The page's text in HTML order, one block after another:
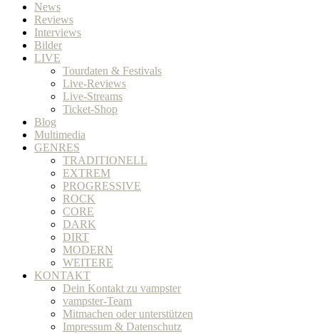
News
Reviews
Interviews
Bilder
LIVE
Tourdaten & Festivals
Live-Reviews
Live-Streams
Ticket-Shop
Blog
Multimedia
GENRES
TRADITIONELL
EXTREM
PROGRESSIVE
ROCK
CORE
DARK
DIRT
MODERN
WEITERE
KONTAKT
Dein Kontakt zu vampster
vampster-Team
Mitmachen oder unterstützen
Impressum & Datenschutz